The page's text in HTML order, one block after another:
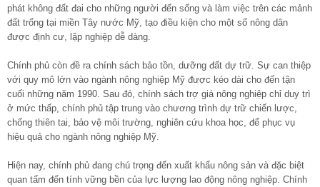
phát không đất đai cho những người đến sống và làm việc trên các mảnh
đất trống tại miền Tây nước Mỹ, tạo điều kiện cho một số nông dân
được định cư, lập nghiệp dễ dàng.
Chính phủ còn đề ra chính sách bảo tồn, dưỡng đất dự trữ. Sự can thiệp
với quy mô lớn vào ngành nông nghiệp Mỹ được kéo dài cho đến tận
cuối những năm 1990. Sau đó, chính sách trợ giá nông nghiệp chỉ duy trì
ở mức thấp, chính phủ tập trung vào chương trình dự trữ chiến lược,
chống thiên tai, bảo vệ môi trường, nghiên cứu khoa học, để phục vụ
hiệu quả cho ngành nông nghiệp Mỹ.
Hiện nay, chính phủ đang chú trọng đến xuất khẩu nông sản và đặc biệt
quan tấm đến tính vững bền của lực lượng lao động nông nghiệp. Chính